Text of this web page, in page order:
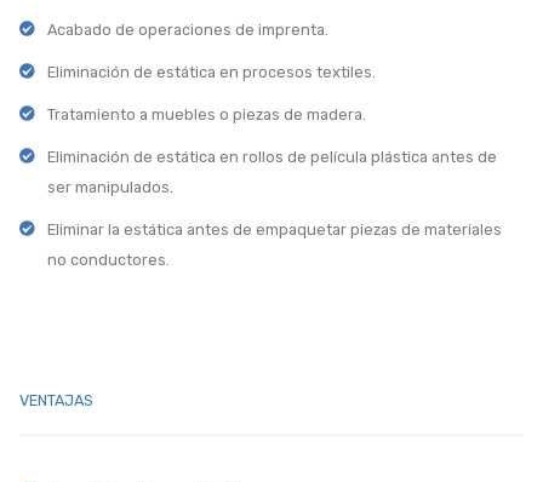
Acabado de operaciones de imprenta.
Eliminación de estática en procesos textiles.
Tratamiento a muebles o piezas de madera.
Eliminación de estática en rollos de película plástica antes de
ser manipulados.
Eliminar la estática antes de empaquetar piezas de materiales
no conductores.
VENTAJAS